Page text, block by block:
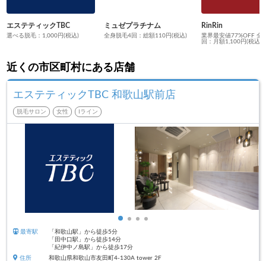
エステティックTBC
選べる脱毛：1,000円(税込)
ミュゼプラチナム
全身脱毛4回：総額110円(税込)
RinRin
業界最安値77%OFF 全
回：月額1,100円(税込)
近くの市区町村にある店舗
エステティックTBC 和歌山駅前店
脱毛サロン 女性 Iライン
最寄駅
「和歌山駅」から徒歩5分
「田中口駅」から徒歩14分
「紀伊中ノ島駅」から徒歩17分
住所
和歌山県和歌山市友田町4-130A tower 2F